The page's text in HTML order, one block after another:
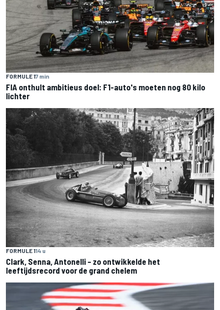
FORMULE 17 min
FIA onthult ambitieus doel: F1-auto's moeten nog 80 kilo
lichter
FORMULE 114 u
Clark, Senna, Antonelli – zo ontwikkelde het
leeftijdsrecord voor de grand chelem